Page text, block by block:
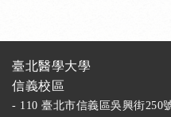
臺北醫學大學
信義校區
- 110 臺北市信義區吳興街250